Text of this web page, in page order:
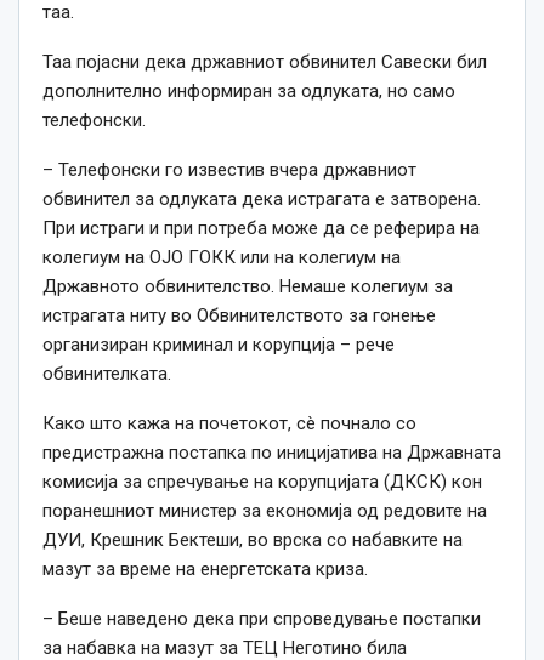
таа.
Таа појасни дека државниот обвинител Савески бил
дополнително информиран за одлуката, но само
телефонски.
– Телефонски го известив вчера државниот
обвинител за одлуката дека истрагата е затворена.
При истраги и при потреба може да се реферира на
колегиум на ОЈО ГОКК или на колегиум на
Државното обвинителство. Немаше колегиум за
истрагата ниту во Обвинителството за гонење
организиран криминал и корупција – рече
обвинителката.
Како што кажа на почетокот, сè почнало со
предистражна постапка по иницијатива на Државната
комисија за спречување на корупцијата (ДКСК) кон
поранешниот министер за економија од редовите на
ДУИ, Крешник Бектеши, во врска со набавките на
мазут за време на енергетската криза.
– Беше наведено дека при спроведување постапки
за набавка на мазут за ТЕЦ Неготино била